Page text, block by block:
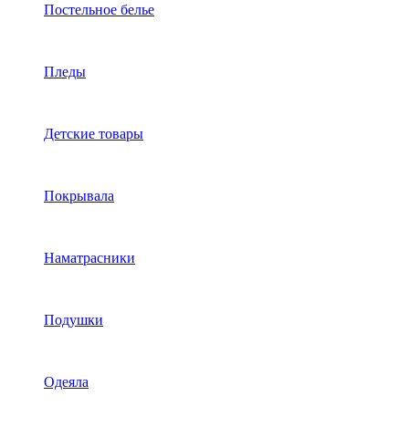
Постельное белье
Пледы
Детские товары
Покрывала
Наматрасники
Подушки
Одеяла